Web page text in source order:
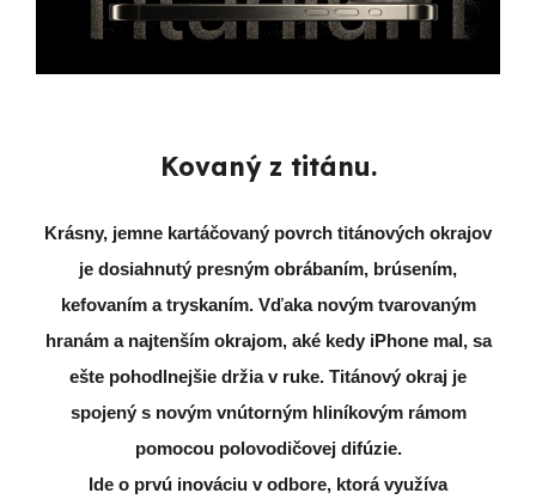
Kovaný z titánu.
Krásny, jemne kartáčovaný povrch titánových okrajov
je dosiahnutý presným obrábaním, brúsením,
kefovaním a tryskaním. Vďaka novým tvarovaným
hranám a najtenším okrajom, aké kedy iPhone mal, sa
ešte pohodlnejšie držia v ruke. Titánový okraj je
spojený s novým vnútorným hliníkovým rámom
pomocou polovodičovej difúzie.
Ide o prvú inováciu v odbore, ktorá využíva